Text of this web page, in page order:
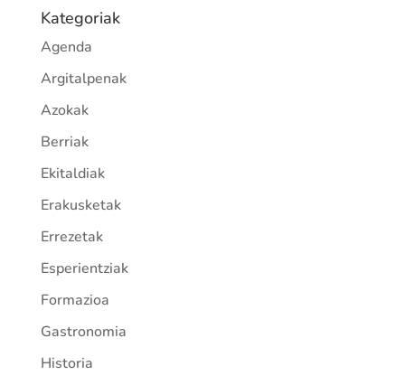
Kategoriak
Agenda
Argitalpenak
Azokak
Berriak
Ekitaldiak
Erakusketak
Errezetak
Esperientziak
Formazioa
Gastronomia
Historia